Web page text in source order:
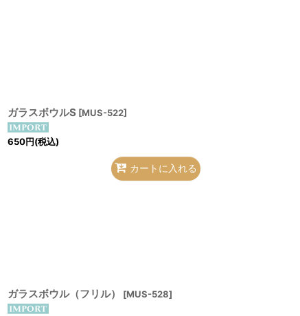
ガラスボウルS [MUS-522]
650円(税込)
カートに入れる
ガラスボウル（フリル） [MUS-528]